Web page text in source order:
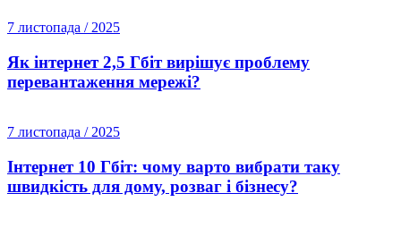
7 листопада / 2025
Як інтернет 2,5 Гбіт вирішує проблему
перевантаження мережі?
7 листопада / 2025
Інтернет 10 Гбіт: чому варто вибрати таку
швидкість для дому, розваг і бізнесу?